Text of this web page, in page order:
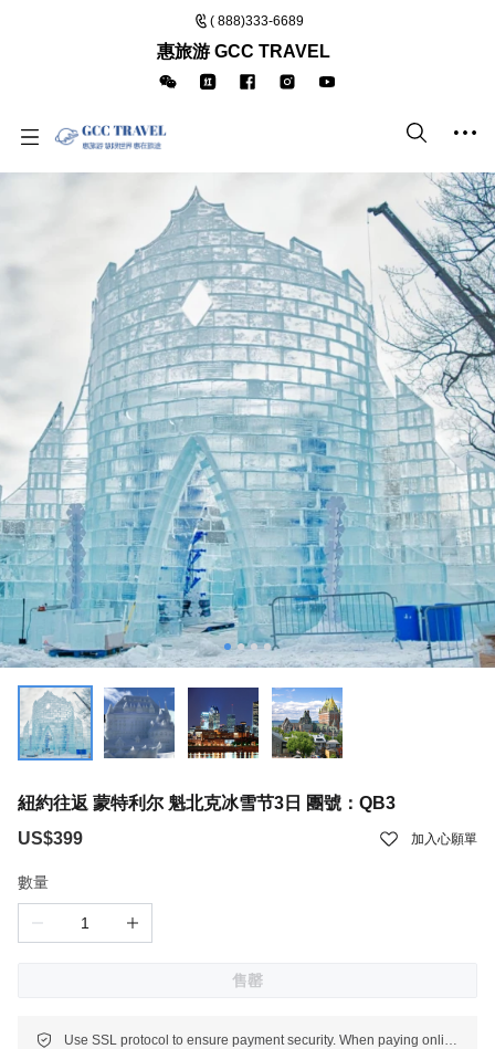
( 888)333-6689
惠旅游 GCC TRAVEL
紐約往返 蒙特利尔 魁北克冰雪节3日 團號：QB3
US$399
加入心願單
數量
售罄
Use SSL protocol to ensure payment security. When paying online, your payment information is protected.